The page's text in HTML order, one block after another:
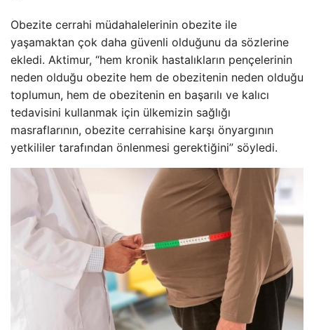
Obezite cerrahi müdahalelerinin obezite ile
yaşamaktan çok daha güvenli olduğunu da sözlerine
ekledi. Aktimur, “hem kronik hastalıkların pençelerinin
neden olduğu obezite hem de obezitenin neden olduğu
toplumun, hem de obezitenin en başarılı ve kalıcı
tedavisini kullanmak için ülkemizin sağlığı
masraflarının, obezite cerrahisine karşı önyargının
yetkililer tarafından önlenmesi gerektiğini” söyledi.